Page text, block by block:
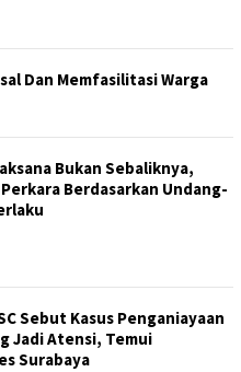
Dan Memfasilitasi Warga
Bukan Sebaliknya,
Berdasarkan Undang-
Sebut Kasus Penganiayaan
Jadi Atensi, Temui
Surabaya